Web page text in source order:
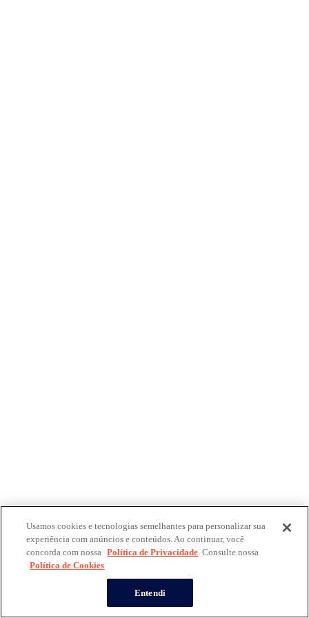
Usamos cookies e tecnologias semelhantes para personalizar sua
experiência com anúncios e conteúdos. Ao continuar, você
concorda com nossa Política de Privacidade. Consulte nossa
Política de Cookies
Entendi